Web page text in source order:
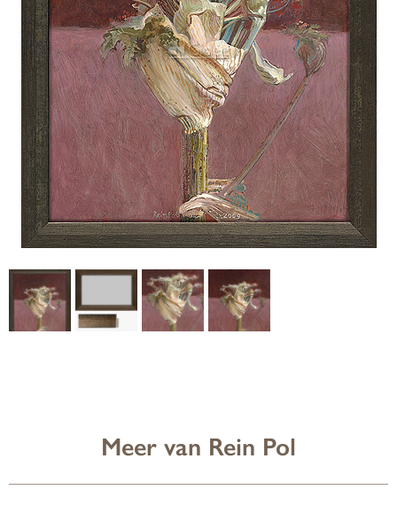
Meer van Rein Pol